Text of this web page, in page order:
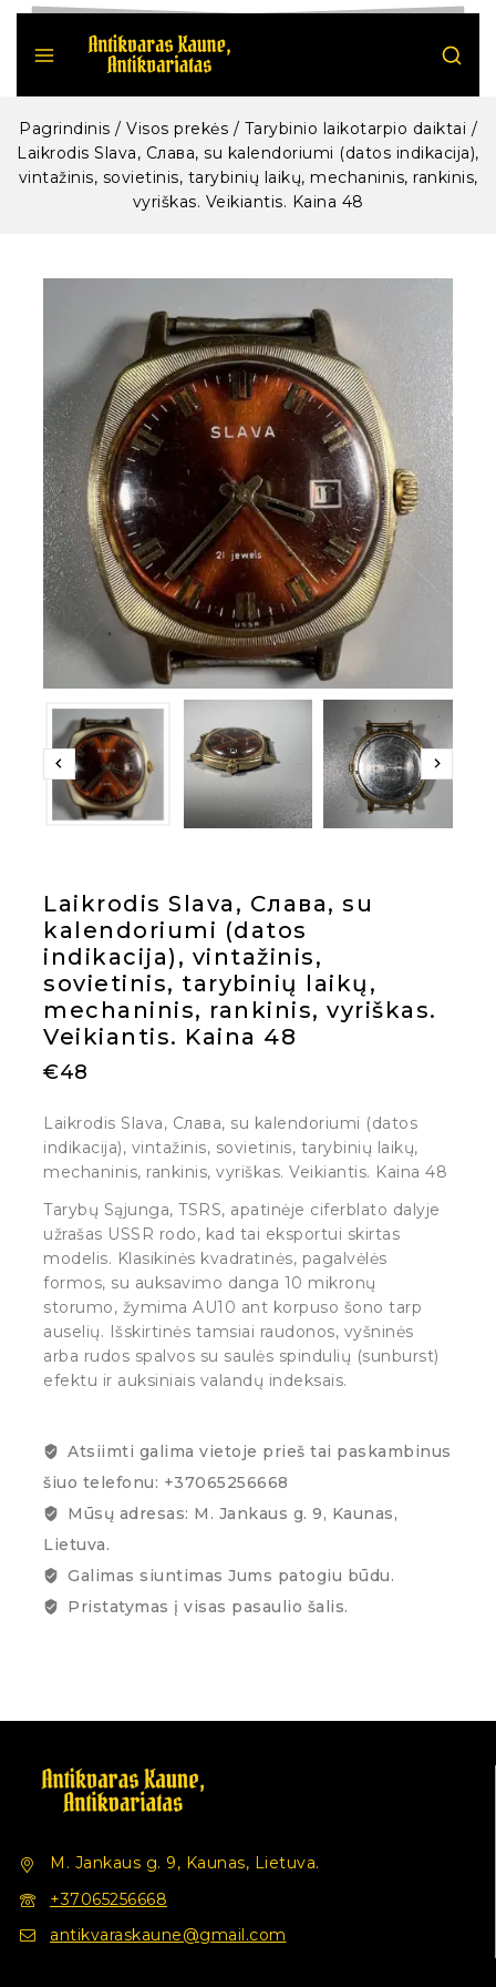
Pagrindinis / Visos prekės / Tarybinio laikotarpio daiktai /
Laikrodis Slava, Cлава, su kalendoriumi (datos indikacija),
vintažinis, sovietinis, tarybinių laikų, mechaninis, rankinis,
vyriškas. Veikiantis. Kaina 48
Laikrodis Slava, Cлава, su
kalendoriumi (datos
indikacija), vintažinis,
sovietinis, tarybinių laikų,
mechaninis, rankinis, vyriškas.
Veikiantis. Kaina 48
€48
Laikrodis Slava, Cлава, su kalendoriumi (datos
indikacija), vintažinis, sovietinis, tarybinių laikų,
mechaninis, rankinis, vyriškas. Veikiantis. Kaina 48
Tarybų Sąjunga, TSRS, apatinėje ciferblato dalyje
užrašas USSR rodo, kad tai eksportui skirtas
modelis. Klasikinės kvadratinės, pagalvėlės
formos, su auksavimo danga 10 mikronų
storumo, žymima AU10 ant korpuso šono tarp
auselių. Išskirtinės tamsiai raudonos, vyšninės
arba rudos spalvos su saulės spindulių (sunburst)
efektu ir auksiniais valandų indeksais.
Atsiimti galima vietoje prieš tai paskambinus
šiuo telefonu: +37065256668
Mūsų adresas: M. Jankaus g. 9, Kaunas,
Lietuva.
Galimas siuntimas Jums patogiu būdu.
Pristatymas į visas pasaulio šalis.
M. Jankaus g. 9, Kaunas, Lietuva.
+37065256668
antikvaraskaune@gmail.com